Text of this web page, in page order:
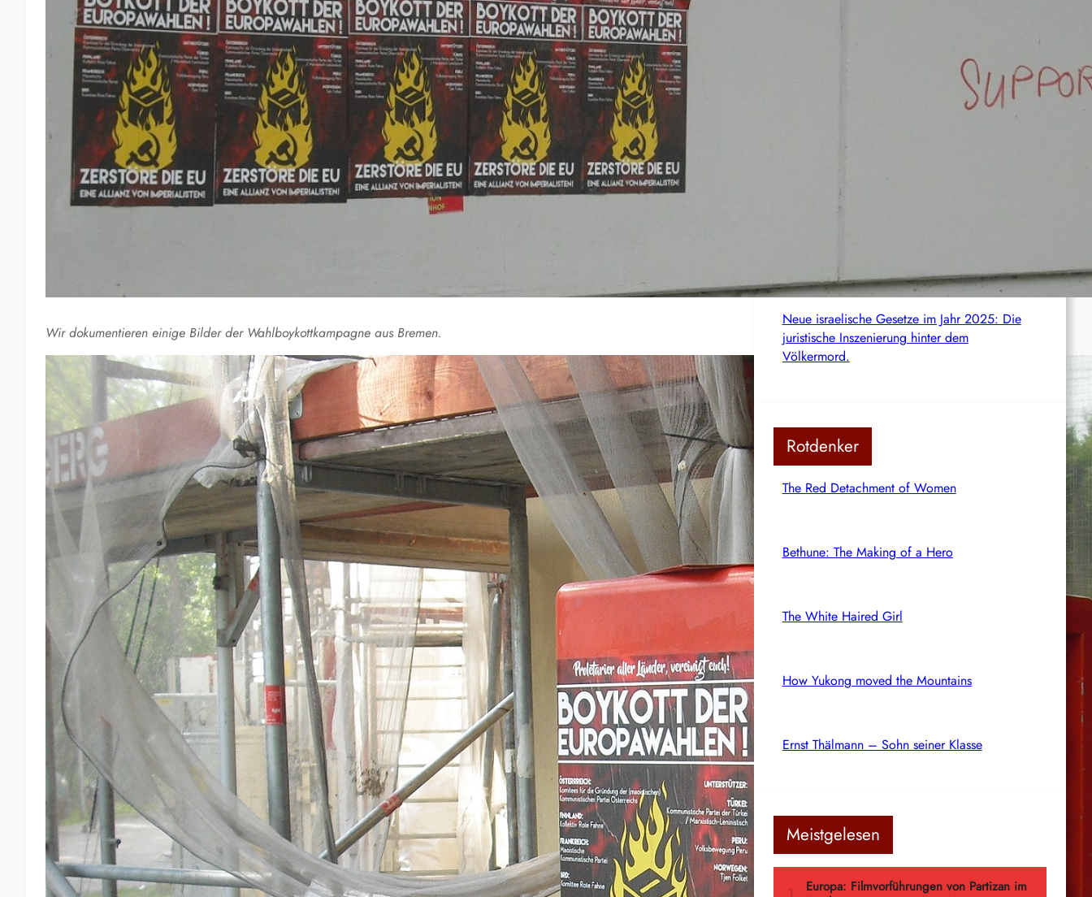
Wir dokumentieren einige Bilder der Wahlboykottkampagne aus Bremen.
Deutschland: Sänger der Band Bob Vylan
nach pro-palästinensischen Äußerungen
Befreiungskampf stoppen wollte
Neue israelische Gesetze im Jahr 2025: Die
juristische Inszenierung hinter dem
Völkermord.
Rotdenker
The Red Detachment of Women
Bethune: The Making of a Hero
The White Haired Girl
How Yukong moved the Mountains
Ernst Thälmann – Sohn seiner Klasse
Meistgelesen